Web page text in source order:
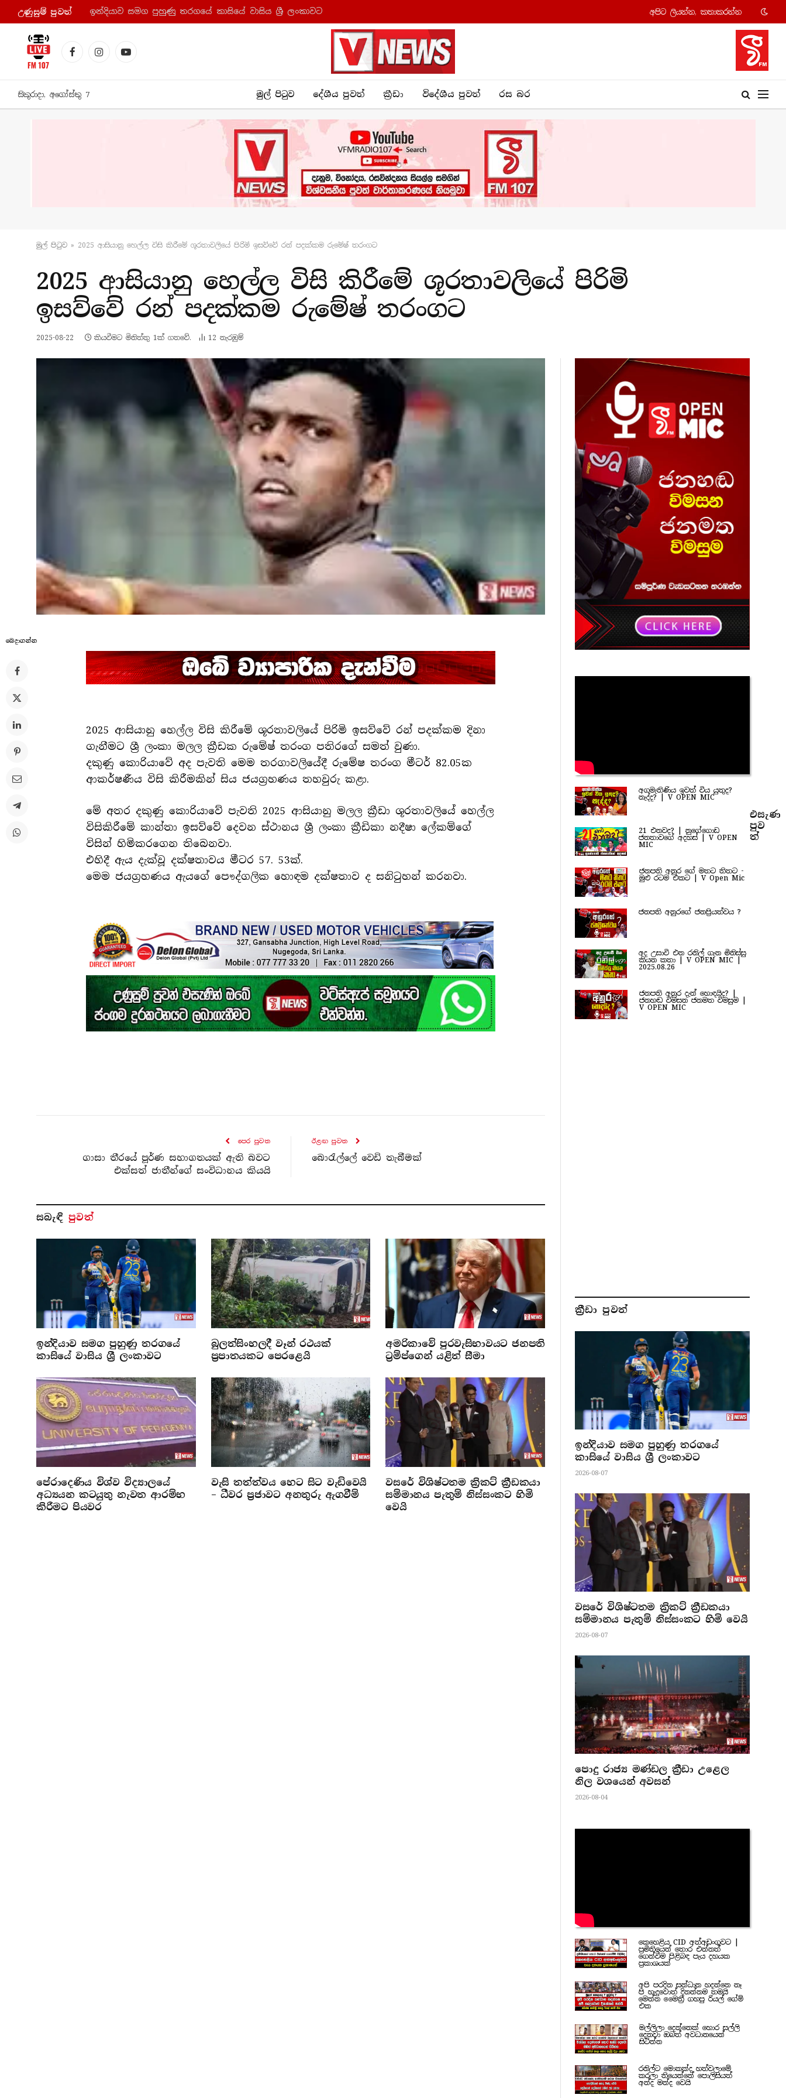
උණුසුම් පුව​ත් ඉන්දියාව සමග පුහුණු තරගයේ කාසියේ වාසිය ශ්‍රී ලංකාවට අපි​ට ලියන්න, කතාකරන්​න
FacebookInstagramYouTube
සිකුරාදා, අගෝස්තු 7 මුල් පිටුව දේශීය පුව​ත් ක්‍රී​ඩා විදේශීය පුවත් රස බ​ර
මුල් පිටු​ව » 2025 ආසියානු හෙල්ල විසි කිරීමේ ශූරතාවලියේ පිරිමි ඉසව්වේ රන් පදක්කම රුමේෂ් තරංගට
2025 ආසියානු හෙල්ල විසි කිරීමේ ශූරතාවලියේ පිරිමි
ඉසව්වේ රන් පදක්කම රුමේෂ් තරංගට
2025-08-22 කියවීමට මිනිත්තු 1ක් ගතවේ. 12 නැරඹු​ම්
බෙදාගන්​න
2025 ආසියානු හෙල්ල විසි කිරීමේ ශූරතාවලියේ පිරිමි ඉසව්වේ රන් පදක්කම දිනා
ගැනීමට ශ්‍රී ලංකා මලල ක්‍රීඩක රුමේෂ් තරංග පතිරගේ සමත් වුණා.
දකුණු කොරියාවේ අද පැවති මෙම තරගාවලියේදී රුමේෂ තරංග මීටර් 82.05ක
ආකර්ෂණීය විසි කිරීමකින් සිය ජයග්‍රහණය තහවුරු කළා.
මේ අතර දකුණු කොරියාවේ පැවති 2025 ආසියානු මලල ක්‍රීඩා ශූරතාවලියේ හෙල්ල
විසිකිරීමේ කාන්තා ඉසව්වේ දෙවන ස්ථානය ශ්‍රී ලංකා ක්‍රීඩිකා නදීෂා ලේකම්ගේ
විසින් හිමිකරගෙන තිබෙනවා.
එහිදී ඇය දැක්වූ දක්ෂතාවය මීටර 57. 53ක්.
මෙම ජයග්‍රහණය ඇයගේ පෞද්ගලික හොඳම දක්ෂතාව ද සනිටුහන් කරනවා.
පෙර පුව​ත
ගාසා තීරයේ පූර්ණ සහාගතයක් ඇති බවට
එක්සත් ජාතීන්ගේ සංවිධානය කියයි
ඊළඟ පුව​ත
බොරැල්ලේ වෙඩි තැබීමක්
සබැ​ඳි පුවත්
ඉන්දියාව සමග පුහුණු තරගයේ
කාසියේ වාසිය ශ්‍රී ලංකාවට
බුලත්සිංහලදී වෑන් රථයක්
ප්‍රපාතයකට පෙරළෙයි
අමරිකාවේ පුරවැසිභාවයට ජනපති
ට්‍රම්ප්ගෙන් යළිත් සීමා
පේරාදෙණිය විශ්ව විද්‍යාලයේ
අධ්‍යයන කටයුතු නැවත ආරම්භ
කිරීමට පියවර
වැසි තත්ත්වය හෙට සිට වැඩිවෙයි
– ධීවර ප්‍රජාවට අනතුරු ඇගවීම්
වසරේ විශිෂ්ටතම ක්‍රිකට් ක්‍රීඩකයා
සම්මානය පැතුම් නිස්සංකට හිමි
වෙයි
අගමැතිණිය ඉවත් විය යුතුද?
නැද්ද? | V OPEN MIC
21 එනවද? | නුගේගොඩ
ජනතාවගේ අදහස් | V OPEN
MIC
ජනපති අනුර ගේ මතට තිතට -
මුළු රටම එකට | V Open Mic
ජනපති අනුරගේ ජනප්‍රියත්වය ?
අද උසාවි එන රනිල් ගැන මිනිස්සු
කියන කතා | V OPEN MIC |
2025.08.26
ජනපති අනුර දැන් හොඳයිද? |
ජනහඬ විමසන ජනමත විමසුම |
V OPEN MIC
එසැණ
පුව​
ත්
ක්‍රීඩා පුවත්
ඉන්දියාව සමග පුහුණු තරගයේ
කාසියේ වාසිය ශ්‍රී ලංකාවට
2026-08-07
වසරේ විශිෂ්ටතම ක්‍රිකට් ක්‍රීඩකයා
සම්මානය පැතුම් නිස්සංකට හිමි වෙයි
2026-08-07
පොදු රාජ්‍ය මණ්ඩල ක්‍රීඩා උළෙල
නිල වශයෙන් අවසන්
2026-08-04
කෙහෙළිය CID අත්අඩංගුවට |
ප්‍රමිතියෙන් තොර එන්නත්
ගෙන්වීම පිළිබඳ පැය දහයක
ප්‍රකාශයක්
අපි පරදින සන්ධාන හදන්නෙ නෑ
පි හැදුවොත් දිනන්නම තමයි
මෙන්න මෛත්‍රී ගහපු රියල් ගේම්
එක
මල්ලිලා දෙන්නෙක් හොර සල්ලි
දෙනවා ඔබත් අවධානයෙන්
සිටින්න
රනිල්ට මොකක්ද හත්වලාමේ
කරලා තියෙන්නේ පොලිසියත්
අන්ද මන්ද වෙයි